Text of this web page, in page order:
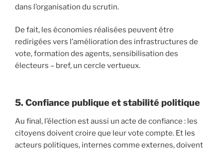
dans l’organisation du scrutin.
De fait, les économies réalisées peuvent être
redirigées vers l’amélioration des infrastructures de
vote, formation des agents, sensibilisation des
électeurs – bref, un cercle vertueux.
5. Confiance publique et stabilité politique
Au final, l’élection est aussi un acte de confiance : les
citoyens doivent croire que leur vote compte. Et les
acteurs politiques, internes comme externes, doivent